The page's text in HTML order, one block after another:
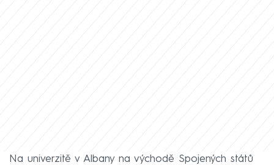
Na univerzitě v Albany na východě Spojených států